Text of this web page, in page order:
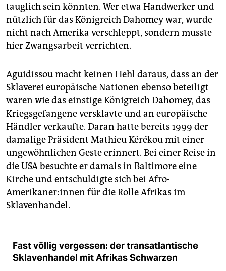
tauglich sein könnten. Wer etwa Handwerker und
nützlich für das Königreich Dahomey war, wurde
nicht nach Amerika verschleppt, sondern musste
hier Zwangsarbeit verrichten.
Aguidissou macht keinen Hehl daraus, dass an der
Sklaverei europäische Nationen ebenso beteiligt
waren wie das einstige Königreich Dahomey, das
Kriegsgefangene versklavte und an europäische
Händler verkaufte. Daran hatte bereits 1999 der
damalige Präsident Mathieu Kérékou mit einer
ungewöhnlichen Geste erinnert. Bei einer Reise in
die USA besuchte er damals in Baltimore eine
Kirche und entschuldigte sich bei Afro-
Amerikaner:innen für die Rolle Afrikas im
Sklavenhandel.
Fast völlig vergessen: der transatlantische
Sklavenhandel mit Afrikas Schwarzen​